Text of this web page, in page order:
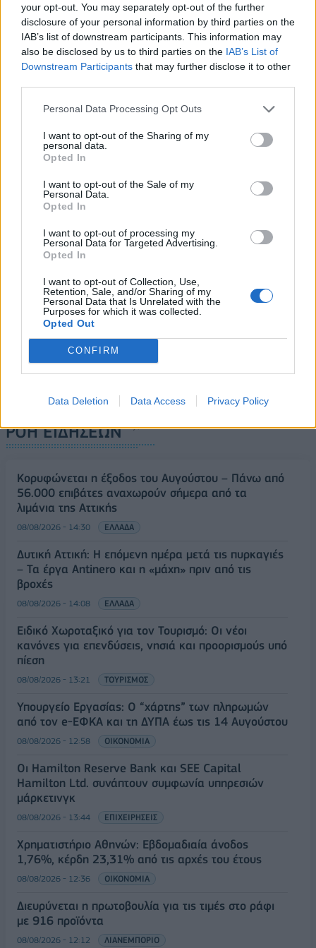
your opt-out. You may separately opt-out of the further
disclosure of your personal information by third parties on the
IAB’s list of downstream participants. This information may
also be disclosed by us to third parties on the IAB’s List of
Downstream Participants that may further disclose it to other
Personal Data Processing Opt Outs
I want to opt-out of the Sharing of my
personal data.
Opted In
I want to opt-out of the Sale of my
Personal Data.
Opted In
I want to opt-out of processing my
Personal Data for Targeted Advertising.
Opted In
I want to opt-out of Collection, Use,
Retention, Sale, and/or Sharing of my
Personal Data that Is Unrelated with the
Purposes for which it was collected.
Opted Out
CONFIRM
Data Deletion Data Access Privacy Policy
ΠΕΡΙΣΣΌΤΕΡΑ ΣΕ ΑΥΤΉ ΤΗΝ ΚΑΤΗΓΟΡΊΑ
Εγκαινιάστηκε η νέα
Οικονομικού
Επιμελητηρίου Ελλάδας
Α. Εξάρχου (Intrakat): Η ΕΕ
την προηγούμενη κρίση
ΡΟΗ ΕΙΔΗΣΕΩΝ
Κορυφώνεται η έξοδος του Αυγούστου – Πάνω από
56.000 επιβάτες αναχωρούν σήμερα από τα
λιμάνια της Αττικής
08/08/2026 - 14:30 ΕΛΛΑΔΑ
Δυτική Αττική: Η επόμενη ημέρα μετά τις πυρκαγιές
– Τα έργα Antinero και η «μάχη» πριν από τις
βροχές
08/08/2026 - 14:08 ΕΛΛΑΔΑ
Ειδικό Χωροταξικό για τον Τουρισμό: Οι νέοι
κανόνες για επενδύσεις, νησιά και προορισμούς υπό
πίεση
08/08/2026 - 13:21 ΤΟΥΡΙΣΜΟΣ
Υπουργείο Εργασίας: Ο “χάρτης” των πληρωμών
από τον e-ΕΦΚΑ και τη ΔΥΠΑ έως τις 14 Αυγούστου
08/08/2026 - 12:58 ΟΙΚΟΝΟΜΙΑ
Οι Hamilton Reserve Bank και SEE Capital
Hamilton Ltd. συνάπτουν συμφωνία υπηρεσιών
μάρκετινγκ
08/08/2026 - 13:44 ΕΠΙΧΕΙΡΗΣΕΙΣ
Χρηματιστήριο Αθηνών: Εβδομαδιαία άνοδος
1,76%, κέρδη 23,31% από τις αρχές του έτους
08/08/2026 - 12:36 ΟΙΚΟΝΟΜΙΑ
Διευρύνεται η πρωτοβουλία για τις τιμές στο ράφι
με 916 προϊόντα
08/08/2026 - 12:12 ΛΙΑΝΕΜΠΟΡΙΟ